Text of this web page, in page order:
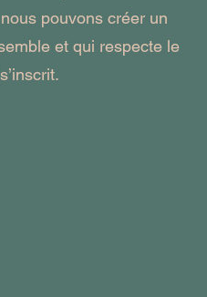
pouvons créer un
et qui respecte le